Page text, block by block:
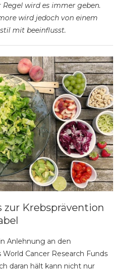
wird es immer geben.
wird jedoch von einem
mit beeinflusst.
zur Krebsprävention
Anlehnung an den
World Cancer Research Funds
daran hält kann nicht nur